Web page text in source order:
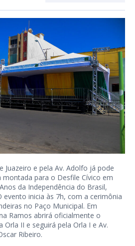
Juazeiro e pela Av. Adolfo já pode
para o Desfile Cívico em
da Independência do Brasil,
evento inicia às 7h, com a cerimônia
no Paço Municipal. Em
Ramos abrirá oficialmente o
Orla II e seguirá pela Orla I e Av.
Ribeiro.